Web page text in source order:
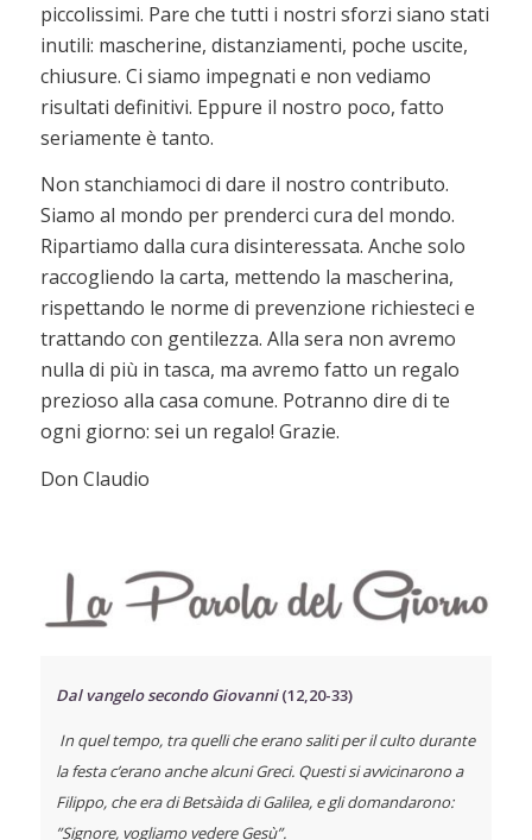
piccolissimi. Pare che tutti i nostri sforzi siano stati
inutili: mascherine, distanziamenti, poche uscite,
chiusure. Ci siamo impegnati e non vediamo
risultati definitivi. Eppure il nostro poco, fatto
seriamente è tanto.
Non stanchiamoci di dare il nostro contributo.
Siamo al mondo per prenderci cura del mondo.
Ripartiamo dalla cura disinteressata. Anche solo
raccogliendo la carta, mettendo la mascherina,
rispettando le norme di prevenzione richiesteci e
trattando con gentilezza. Alla sera non avremo
nulla di più in tasca, ma avremo fatto un regalo
prezioso alla casa comune. Potranno dire di te
ogni giorno: sei un regalo! Grazie.
Don Claudio
Dal vangelo secondo Giovanni(12,20-33)
In quel tempo, tra quelli che erano saliti per il culto durante
la festa c’erano anche alcuni Greci. Questi si avvicinarono a
Filippo, che era di Betsàida di Galilea, e gli domandarono:
”Signore, vogliamo vedere Gesù”.